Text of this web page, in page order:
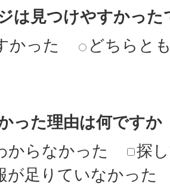
は見つけやすかった
かった
どちらと
った理由は何ですか
からなかった
探
が足りていなかった